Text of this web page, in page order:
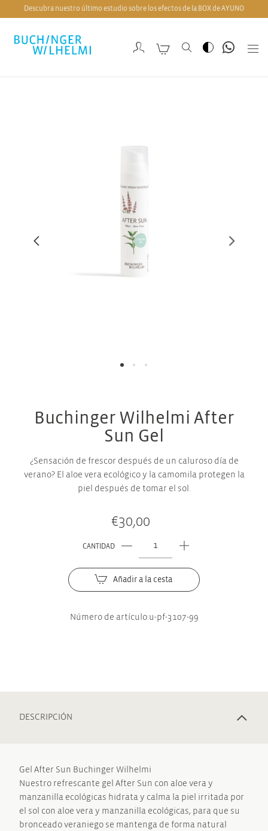
Descubra nuestro último estudio sobre los efectos de la BOX de AYUNO
Buchinger Wilhelmi After
Sun Gel
¿Sensación de frescor después de un caluroso día de
verano? El aloe vera ecológico y la camomila protegen la
piel después de tomar el sol.
30,00
€
CANTIDAD
After
Sun
cantidad
Añadir a la cesta
Número de artículo:u-pf-3107-99
DESCRIPCIÓN
Gel After Sun Buchinger Wilhelmi
Nuestro refrescante gel After Sun con aloe vera y
manzanilla ecológicas hidrata y calma la piel irritada por
el sol con aloe vera y manzanilla ecológicas, para que su
bronceado veraniego se mantenga de forma natural